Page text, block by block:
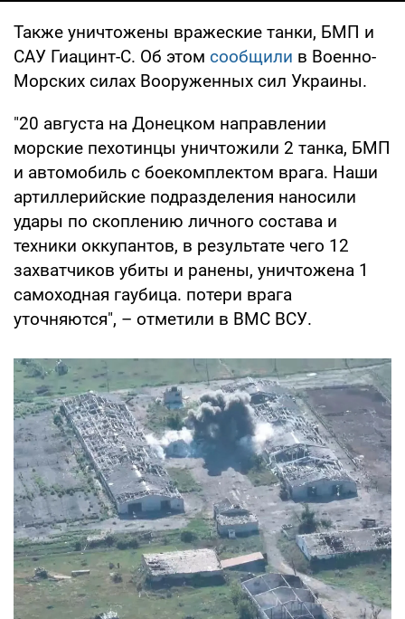
Также уничтожены вражеские танки, БМП и
САУ Гиацинт-С. Об этом сообщили в Военно-
Морских силах Вооруженных сил Украины.
"20 августа на Донецком направлении
морские пехотинцы уничтожили 2 танка, БМП
и автомобиль с боекомплектом врага. Наши
артиллерийские подразделения наносили
удары по скоплению личного состава и
техники оккупантов, в результате чего 12
захватчиков убиты и ранены, уничтожена 1
самоходная гаубица. потери врага
уточняются", – отметили в ВМС ВСУ.